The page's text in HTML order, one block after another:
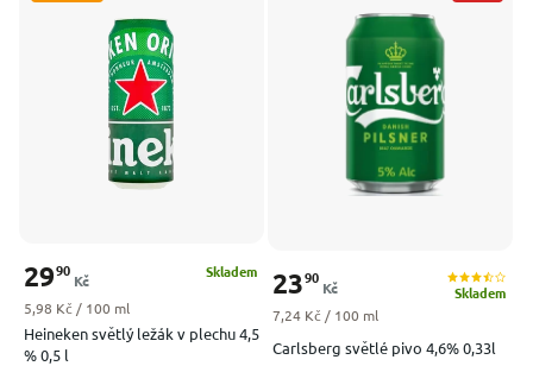
Nejdražší
Nejprodávanější
Abecedně
Heineken světlý ležák v plechu 4,5
% 0,5 l
Skladem
2990
Kč
Měrná cena:
5,98 Kč / 100 ml
Carlsberg světlé pivo 4,6% 0,33l
Skladem
2390
Kč
Měrná cena:
7,24 Kč / 100 ml